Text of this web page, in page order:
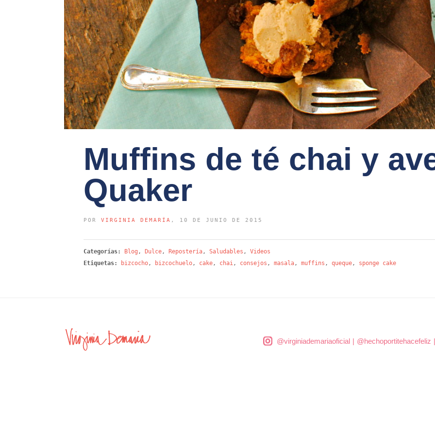
Muffins de té chai y
Quaker
POR VIRGINIA DEMARÍA , 10 DE JUNIO DE 2015
Categorías: Blog , Dulce, Repostería, Saludables , Videos
Etiquetas:
bizcocho, bizcochuelo, cake, chai, consejos , masala, muffins , queque, sponge cake
@virginiademariaoficial @hechoportitehacefeliz